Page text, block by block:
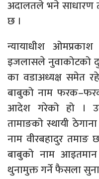
अदालतले भने साधारण
छ ।
न्यायाधीश
इजलासले नुवाकोटको
का वडाअध्यक्ष समेत
बाबुको नाम
आदेश गरेको हो ।
तामाङको स्थायी
नाम वीरबहादुर तमाङ
बाबुको नाम
थुनामुक्त गर्ने फैसला